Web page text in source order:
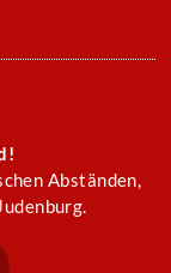
Abständen,